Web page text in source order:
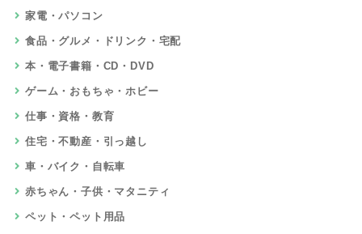
家電・パソコン
食品・グルメ・ドリンク・宅配
本・電子書籍・CD・DVD
ゲーム・おもちゃ・ホビー
仕事・資格・教育
住宅・不動産・引っ越し
車・バイク・自転車
赤ちゃん・子供・マタニティ
ペット・ペット用品